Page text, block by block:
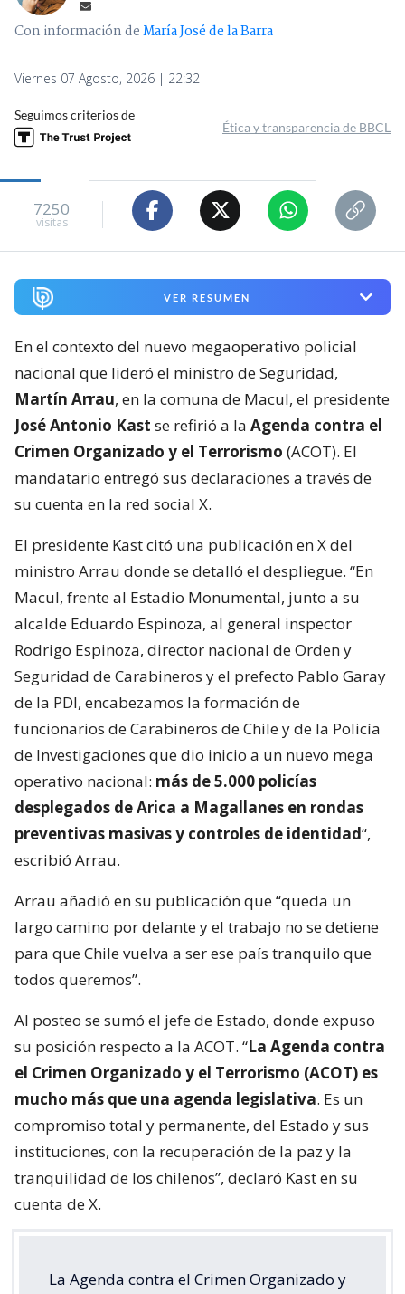
Con información deMaría José de la Barra
Viernes 07 Agosto, 2026 | 22:32
Seguimos criterios de
Ética y transparencia de BBCL
7250
visitas
VER RESUMEN
En el contexto del nuevo megaoperativo policial
nacional que lideró el ministro de Seguridad,
Martín Arrau, en la comuna de Macul, el presidente
José Antonio Kast se refirió a la Agenda contra el
Crimen Organizado y el Terrorismo (ACOT). El
mandatario entregó sus declaraciones a través de
su cuenta en la red social X.
El presidente Kast citó una publicación en X del
ministro Arrau donde se detalló el despliegue. “En
Macul, frente al Estadio Monumental, junto a su
alcalde Eduardo Espinoza, al general inspector
Rodrigo Espinoza, director nacional de Orden y
Seguridad de Carabineros y el prefecto Pablo Garay
de la PDI, encabezamos la formación de
funcionarios de Carabineros de Chile y de la Policía
de Investigaciones que dio inicio a un nuevo mega
operativo nacional: más de 5.000 policías
desplegados de Arica a Magallanes en rondas
preventivas masivas y controles de identidad“,
escribió Arrau.
Arrau añadió en su publicación que “queda un
largo camino por delante y el trabajo no se detiene
para que Chile vuelva a ser ese país tranquilo que
todos queremos”.
Al posteo se sumó el jefe de Estado, donde expuso
su posición respecto a la ACOT. “La Agenda contra
el Crimen Organizado y el Terrorismo (ACOT) es
mucho más que una agenda legislativa. Es un
compromiso total y permanente, del Estado y sus
instituciones, con la recuperación de la paz y la
tranquilidad de los chilenos”, declaró Kast en su
cuenta de X.
La Agenda contra el Crimen Organizado y